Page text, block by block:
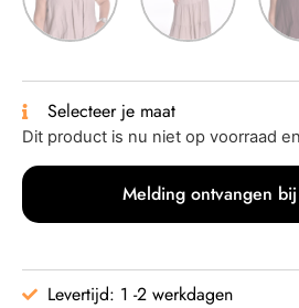
Selecteer je maat
Dit product is nu niet op voorraad
Melding ontvangen
Levertijd: 1 -2 werkdagen